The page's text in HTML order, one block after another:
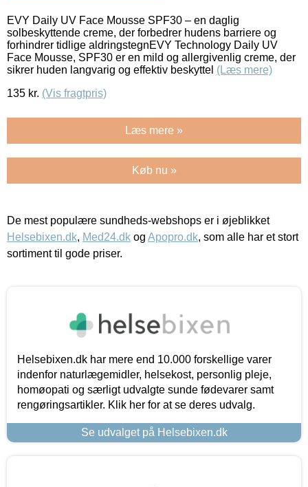
EVY Daily UV Face Mousse SPF30 – en daglig
solbeskyttende creme, der forbedrer hudens barriere og
forhindrer tidlige aldringstegnEVY Technology Daily UV
Face Mousse, SPF30 er en mild og allergivenlig creme, der
sikrer huden langvarig og effektiv beskyttel (Læs mere)
135 kr. (Vis fragtpris)
Læs mere »
Køb nu »
De mest populære sundheds-webshops er i øjeblikket
Helsebixen.dk, Med24.dk og Apopro.dk, som alle har et stort
sortiment til gode priser.
Helsebixen.dk har mere end 10.000 forskellige varer
indenfor naturlægemidler, helsekost, personlig pleje,
homøopati og særligt udvalgte sunde fødevarer samt
rengøringsartikler. Klik her for at se deres udvalg.
Se udvalget på Helsebixen.dk